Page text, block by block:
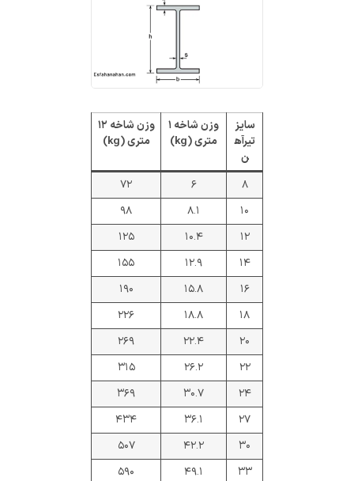
متری (kg)
وزن شاخه ۱۲
متری (kg)
۶
۸.۱
۱۰.۴
۱۲.۹
۱۵.۸
۱۸.۸
۲۲۶
۲۲.۴
۲۶۹
۲۶.۲
۳۱۵
۳۰.۷
۳۶۹
۳۶.۱
۴۳۴
۴۲.۲
۵۰۷
۴۹.۱